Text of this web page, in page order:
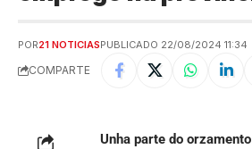
POR21 NOTICIASPUBLICADO 22/08/2024 11:34
COMPARTE
Unha parte do